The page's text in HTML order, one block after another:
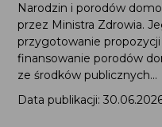
Narodzin i porodów
przez Ministra Zdrowia.
przygotowanie
finansowanie porodów
ze środków publicznych...
Data publikacji: